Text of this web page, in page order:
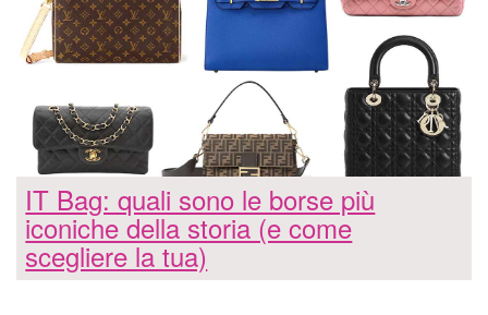
IT Bag: quali sono le borse più
iconiche della storia (e come
scegliere la tua)